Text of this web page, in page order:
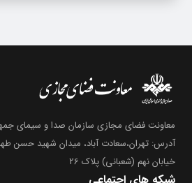
معاونت فضای مجازی سازمان صدا و سیمای
آدرس: تهران،سعادت آباد، میدان شهید حسن
خیابان نهم (شعبانی) پلاک 26